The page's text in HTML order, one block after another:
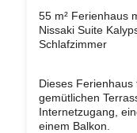
55 m² Ferienhaus
Nissaki Suite
Schlafzimmer
Dieses
gemütlichen
Internetzugang,
einem Balkon.